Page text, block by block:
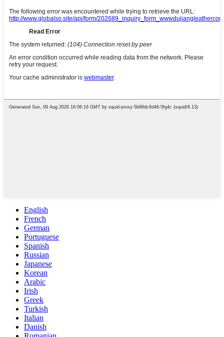
English
French
German
Portuguese
Spanish
Russian
Japanese
Korean
Arabic
Irish
Greek
Turkish
Italian
Danish